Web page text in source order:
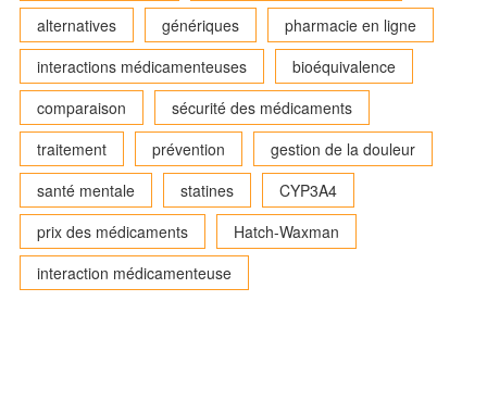
alternatives
génériques
pharmacie en ligne
interactions médicamenteuses
bioéquivalence
comparaison
sécurité des médicaments
traitement
prévention
gestion de la douleur
santé mentale
statines
CYP3A4
prix des médicaments
Hatch-Waxman
interaction médicamenteuse